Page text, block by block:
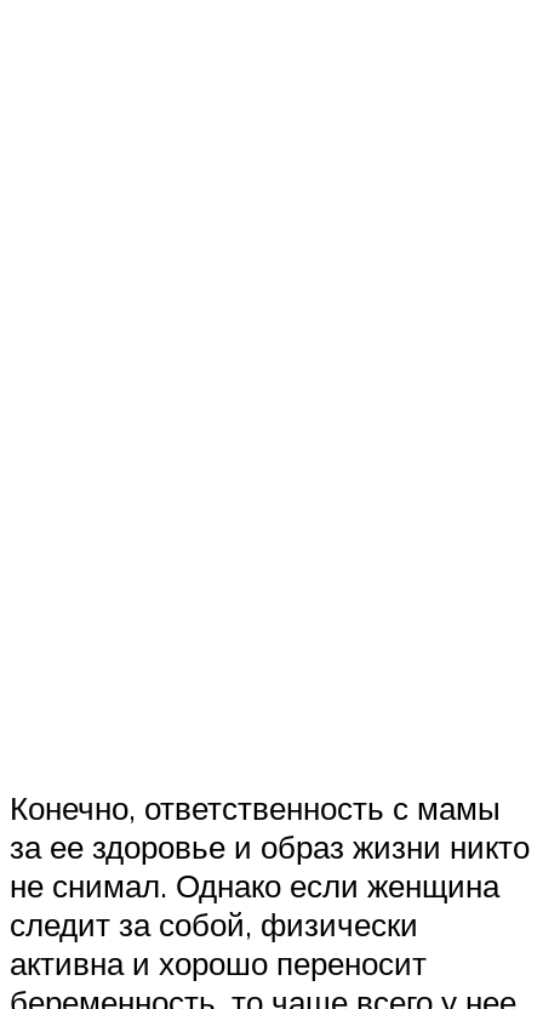
Конечно, ответственность с мамы
за ее здоровье и образ жизни никто
не снимал. Однако если женщина
следит за собой, физически
активна и хорошо переносит